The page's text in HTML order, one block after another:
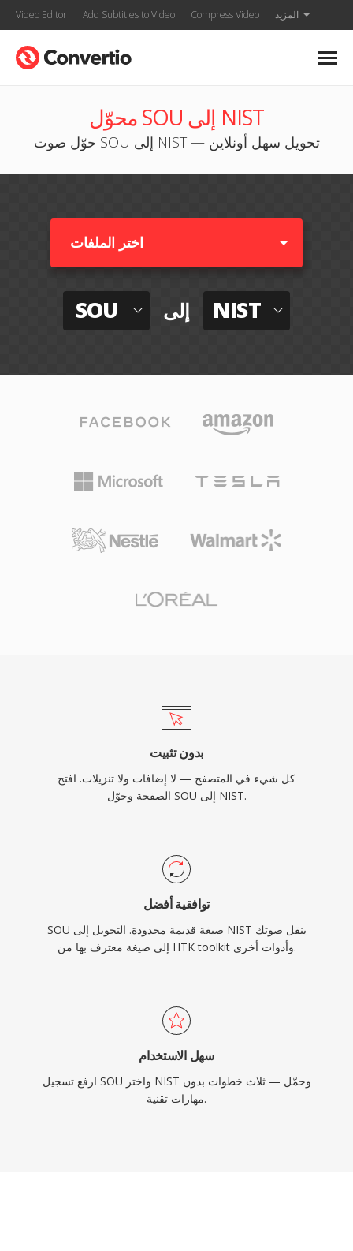
Video Editor Add Subtitles to Video Compress Video المزيد
محوّل SOU إلى NIST
حوّل صوت SOU إلى NIST — تحويل سهل أونلاين
اختر الملفات
SOU إلى NIST
بدون تثبيت
كل شيء في المتصفح — لا إضافات ولا تنزيلات. افتح
الصفحة وحوّل SOU إلى NIST.
توافقية أفضل
SOU صيغة قديمة محدودة. التحويل إلى NIST ينقل صوتك
إلى صيغة معترف بها من HTK toolkit وأدوات أخرى.
سهل الاستخدام
ارفع تسجيل SOU واختر NIST وحمّل — ثلاث خطوات بدون
مهارات تقنية.